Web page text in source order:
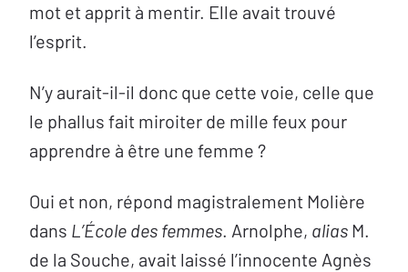
mot et apprit à mentir. Elle avait trouvé
l’esprit.
N’y aurait-il-il donc que cette voie, celle que
le phallus fait miroiter de mille feux pour
apprendre à être une femme ?
Oui et non, répond magistralement Molière
dans L’École des femmes. Arnolphe, alias M.
de la Souche, avait laissé l’innocente Agnès